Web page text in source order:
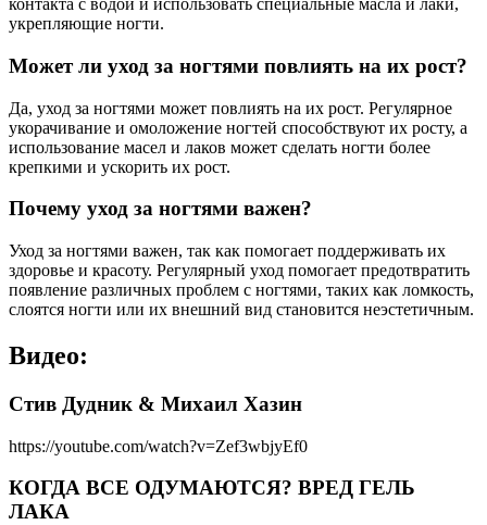
контакта с водой и использовать специальные масла и лаки,
укрепляющие ногти.
Может ли уход за ногтями повлиять на их рост?
Да, уход за ногтями может повлиять на их рост. Регулярное
укорачивание и омоложение ногтей способствуют их росту, а
использование масел и лаков может сделать ногти более
крепкими и ускорить их рост.
Почему уход за ногтями важен?
Уход за ногтями важен, так как помогает поддерживать их
здоровье и красоту. Регулярный уход помогает предотвратить
появление различных проблем с ногтями, таких как ломкость,
слоятся ногти или их внешний вид становится неэстетичным.
Видео:
Стив Дудник & Михаил Хазин
https://youtube.com/watch?v=Zef3wbjyEf0
КОГДА ВСЕ ОДУМАЮТСЯ? ВРЕД ГЕЛЬ
ЛАКА